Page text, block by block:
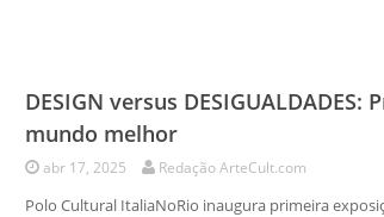
DESIGN versus DESIGUALDADES:
mundo melhor
abr 17, 2025 Redação ArteCult.com
Polo Cultural ItaliaNoRio inaugura primeira